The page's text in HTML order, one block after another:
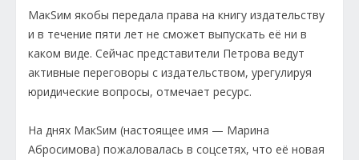
МакSим якобы передала права на книгу издательству
и в течение пяти лет не сможет выпускать её ни в
каком виде. Сейчас представители Петрова ведут
активные переговоры с издательством, урегулируя
юридические вопросы, отмечает ресурс.
На днях МакSим (настоящее имя — Марина
Абросимова) пожаловалась в соцсетях, что её новая